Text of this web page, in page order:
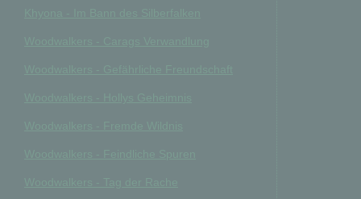
Woodwalkers - Tag der Rache